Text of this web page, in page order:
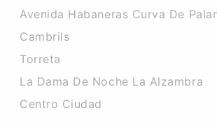
Avenida Habaneras Curva De
Cambrils
Torreta
La Dama De Noche La Alzambra
Centro Ciudad